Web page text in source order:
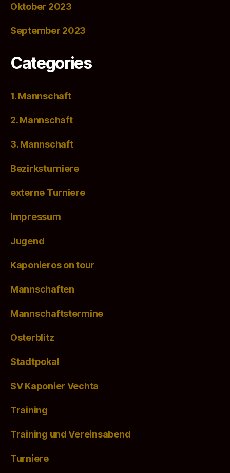
Oktober 2023
September 2023
Categories
1. Mannschaft
2. Mannschaft
3. Mannschaft
Bezirksturniere
externe Turniere
Impressum
Jugend
Kaponieros on tour
Mannschaften
Mannschaftstermine
Osterblitz
Stadtpokal
SV Kaponier Vechta
Training
Training und Vereinsabend
Turniere